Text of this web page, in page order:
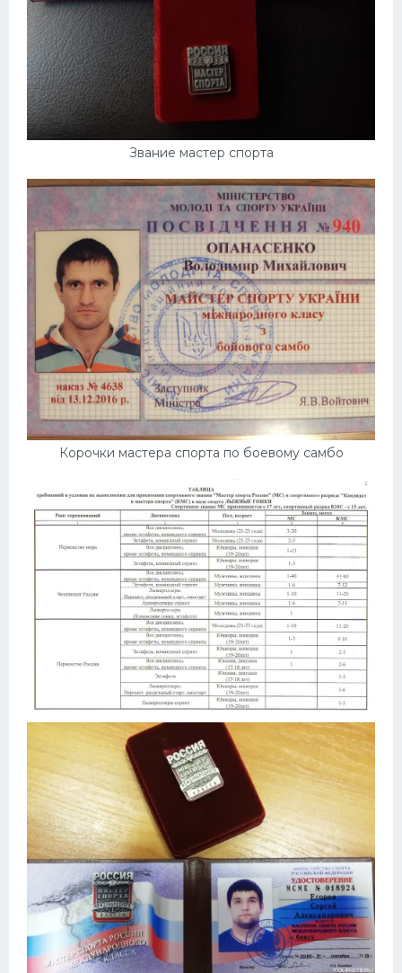
Звание мастер спорта
Корочки мастера спорта по боевому самбо